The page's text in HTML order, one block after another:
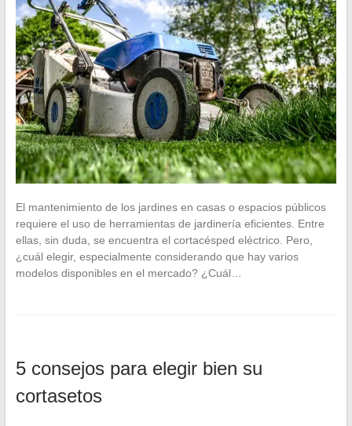
El mantenimiento de los jardines en casas o espacios públicos
requiere el uso de herramientas de jardinería eficientes. Entre
ellas, sin duda, se encuentra el cortacésped eléctrico. Pero,
¿cuál elegir, especialmente considerando que hay varios
modelos disponibles en el mercado? ¿Cuál…
5 consejos para elegir bien su
cortasetos